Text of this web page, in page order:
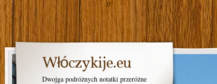
//
Włóczykije.eu
Dwojga podróżnych notatki przeróżne